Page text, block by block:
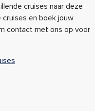
cruises naar deze
cruises en boek jouw
contact met ons op voor